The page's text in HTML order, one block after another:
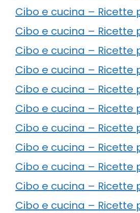
Cibo e cucina – Ricette
Cibo e cucina – Ricette
Cibo e cucina – Ricette
Cibo e cucina – Ricette
Cibo e cucina – Ricette
Cibo e cucina – Ricette
Cibo e cucina – Ricette
Cibo e cucina – Ricette
Cibo e cucina – Ricette
Cibo e cucina – Ricette
Cibo e cucina – Ricette